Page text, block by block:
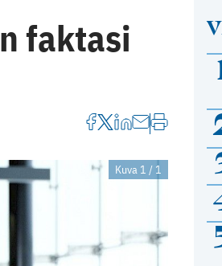
faktasi
Kuva 1 / 1